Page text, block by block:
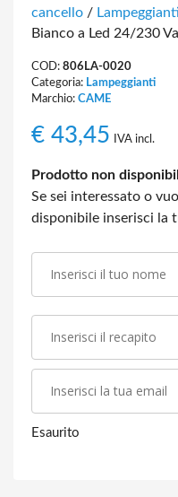
cancello / Lampeggianti
Bianco a Led 24/230
COD: 806LA-0020
Categoria: Lampeggianti
Marchio: CAME
€ 43,45 IVA incl.
Prodotto non
Se sei interessato o
disponibile inserisci la
Esaurito